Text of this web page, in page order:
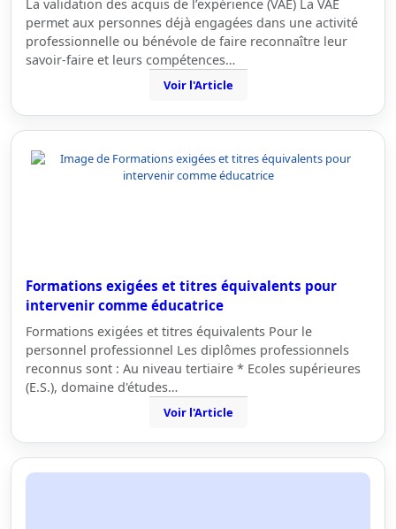
La validation des acquis de l’expérience (VAE) La VAE
permet aux personnes déjà engagées dans une activité
professionnelle ou bénévole de faire reconnaître leur
savoir-faire et leurs compétences…
Voir l'Article
Formations exigées et titres équivalents pour
intervenir comme éducatrice
Formations exigées et titres équivalents Pour le
personnel professionnel Les diplômes professionnels
reconnus sont : Au niveau tertiaire * Ecoles supérieures
(E.S.), domaine d'études…
Voir l'Article